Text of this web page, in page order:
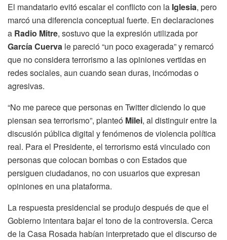
El mandatario evitó escalar el conflicto con la Iglesia, pero
marcó una diferencia conceptual fuerte. En declaraciones
a Radio Mitre, sostuvo que la expresión utilizada por
García Cuerva le pareció “un poco exagerada” y remarcó
que no considera terrorismo a las opiniones vertidas en
redes sociales, aun cuando sean duras, incómodas o
agresivas.
“No me parece que personas en Twitter diciendo lo que
piensan sea terrorismo”, planteó Milei, al distinguir entre la
discusión pública digital y fenómenos de violencia política
real. Para el Presidente, el terrorismo está vinculado con
personas que colocan bombas o con Estados que
persiguen ciudadanos, no con usuarios que expresan
opiniones en una plataforma.
La respuesta presidencial se produjo después de que el
Gobierno intentara bajar el tono de la controversia. Cerca
de la Casa Rosada habían interpretado que el discurso de